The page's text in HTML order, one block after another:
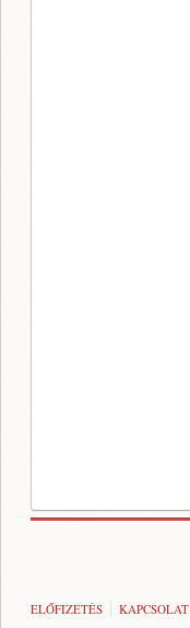
ELŐFIZETÉS KAPCSOLAT